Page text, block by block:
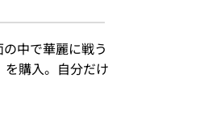
中で華麗に戦う
を購入。自分だけ